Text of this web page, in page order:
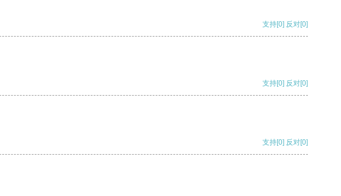
支持[0] 反对[0]
支持[0] 反对[0]
支持[0] 反对[0]